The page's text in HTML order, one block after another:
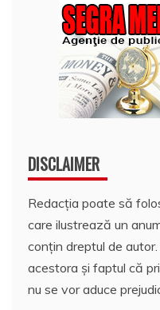
DISCLAIMER
Redacția poate să
care ilustrează un
conțin dreptul de
acestora și faptul că
nu se vor aduce